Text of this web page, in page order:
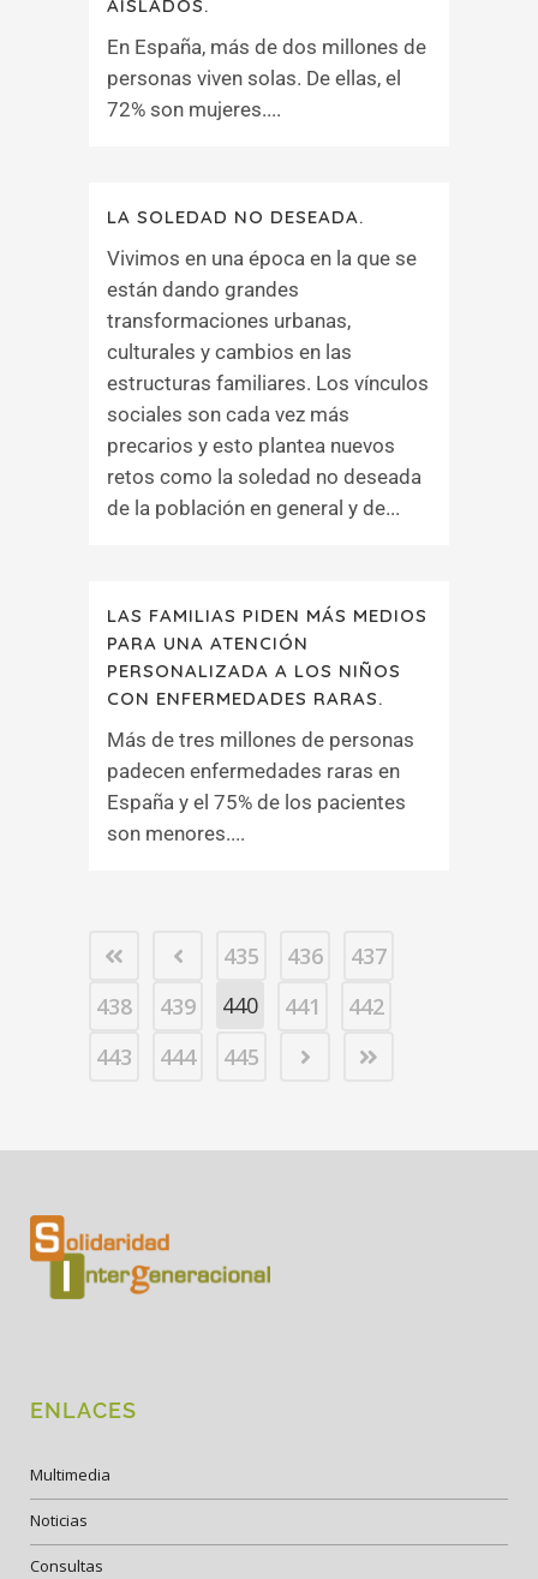
AISLADOS.
En España, más de dos millones de
personas viven solas. De ellas, el
72% son mujeres....
LA SOLEDAD NO DESEADA.
Vivimos en una época en la que se
están dando grandes
transformaciones urbanas,
culturales y cambios en las
estructuras familiares. Los vínculos
sociales son cada vez más
precarios y esto plantea nuevos
retos como la soledad no deseada
de la población en general y de...
LAS FAMILIAS PIDEN MÁS MEDIOS
PARA UNA ATENCIÓN
PERSONALIZADA A LOS NIÑOS
CON ENFERMEDADES RARAS.
Más de tres millones de personas
padecen enfermedades raras en
España y el 75% de los pacientes
son menores....
435 436
437
438
439 440 441
442
443
444 445
ENLACES
Multimedia
Noticias
Consultas